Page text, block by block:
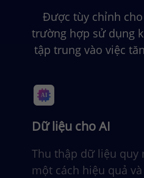
Được tùy chỉnh
trường hợp sử dụng
tập trung vào việc
Dữ liệu cho AI
Thu thập dữ liệu quy
một cách hiệu quả